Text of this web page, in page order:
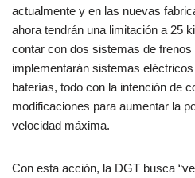
actualmente y en las nuevas
ahora tendrán una limitación a 25
contar con dos sistemas de frenos
implementarán sistemas
baterías, todo con la intención de
modificaciones para aumentar la
velocidad máxima.
Con esta acción, la DGT busca